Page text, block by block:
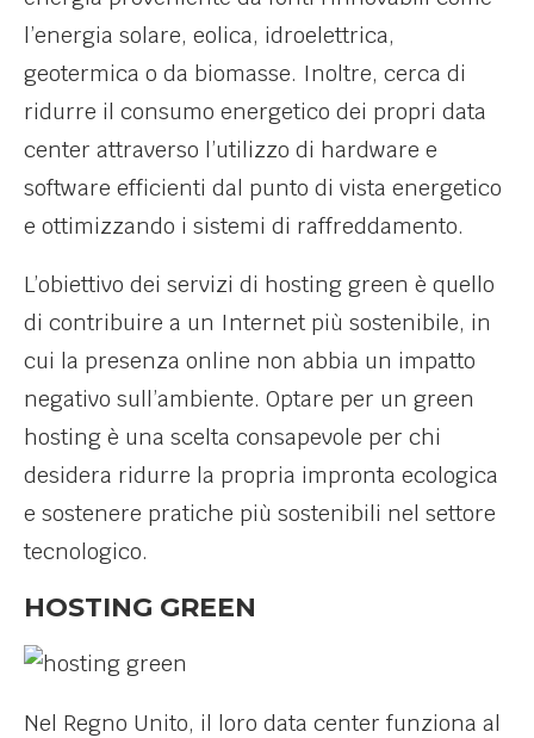
l’energia solare, eolica, idroelettrica,
geotermica o da biomasse. Inoltre, cerca di
ridurre il consumo energetico dei propri data
center attraverso l’utilizzo di hardware e
software efficienti dal punto di vista energetico
e ottimizzando i sistemi di raffreddamento.
L’obiettivo dei servizi di hosting green è quello
di contribuire a un Internet più sostenibile, in
cui la presenza online non abbia un impatto
negativo sull’ambiente. Optare per un green
hosting è una scelta consapevole per chi
desidera ridurre la propria impronta ecologica
e sostenere pratiche più sostenibili nel settore
tecnologico.
HOSTING GREEN
Nel Regno Unito, il loro data center funziona al